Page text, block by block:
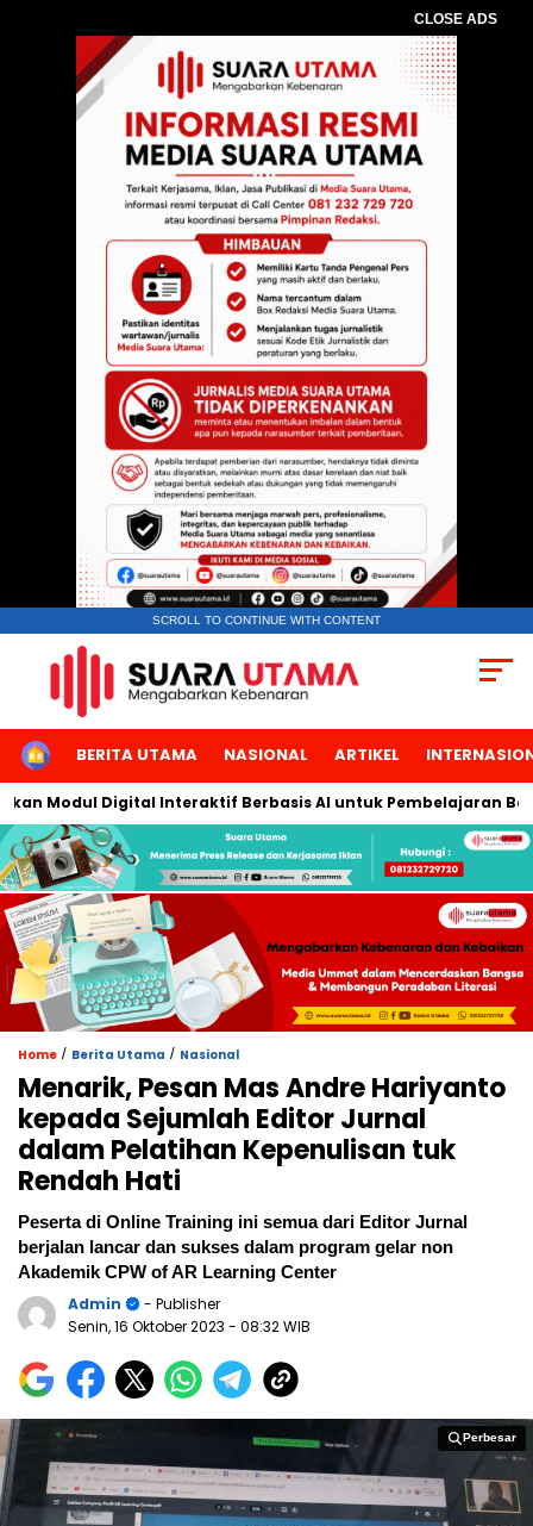
CLOSE ADS
SCROLL TO CONTINUE WITH CONTENT
HOMEBERITA UTAMA NASIONAL ARTIKEL
Digital Interaktif Berbasis AI untuk Pembelajaran Berbicara
Home / Berita Utama / Nasional
Menarik, Pesan Mas Andre Hariyanto
kepada Sejumlah Editor Jurnal
dalam Pelatihan Kepenulisan tuk
Rendah Hati
Peserta di Online Training ini semua dari Editor Jurnal
berjalan lancar dan sukses dalam program gelar non
Akademik CPW of AR Learning Center
Admin
- Publisher
Senin, 16 Oktober 2023 - 08:32 WIB
Perbesar
Perbesar